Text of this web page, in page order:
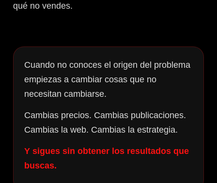
qué no vendes.
Cuando no conoces el origen del problema
empiezas a cambiar cosas que no
necesitan cambiarse.
Cambias precios. Cambias publicaciones.
Cambias la web. Cambias la estrategia.
Y sigues sin obtener los resultados que
buscas.